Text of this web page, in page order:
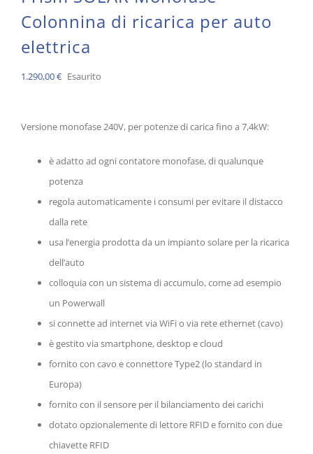
Colonnina di ricarica per auto
elettrica
1.290,00€ Esaurito
Versione monofase 240V, per potenze di carica fino a 7,4kW:
è adatto ad ogni contatore monofase, di qualunque
potenza
regola automaticamente i consumi per evitare il distacco
dalla rete
usa l’energia prodotta da un impianto solare per la ricarica
dell’auto
colloquia con un sistema di accumulo, come ad esempio
un Powerwall
si connette ad internet via WiFi o via rete ethernet (cavo)
è gestito via smartphone, desktop e cloud
fornito con cavo e connettore Type2 (lo standard in
Europa)
fornito con il sensore per il bilanciamento dei carichi
dotato opzionalemente di lettore RFID e fornito con due
chiavette RFID